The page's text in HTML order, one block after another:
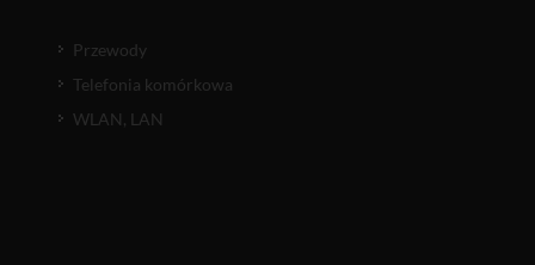
Przewody
Telefonia komórkowa
WLAN, LAN